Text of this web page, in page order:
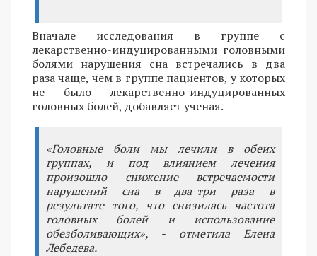
Вначале исследования в группе с
лекарственно-индуцированными головными
болями нарушения сна встречались в два
раза чаще, чем в группе пациентов, у которых
не было лекарственно-индуцированных
головных болей, добавляет ученая.
«Головные боли мы лечили в обеих
группах, и под влиянием лечения
произошло снижение встречаемости
нарушений сна в два-три раза в
результате того, что снизилась частота
головных болей и использование
обезболивающих», - отметила Елена
Лебедева.